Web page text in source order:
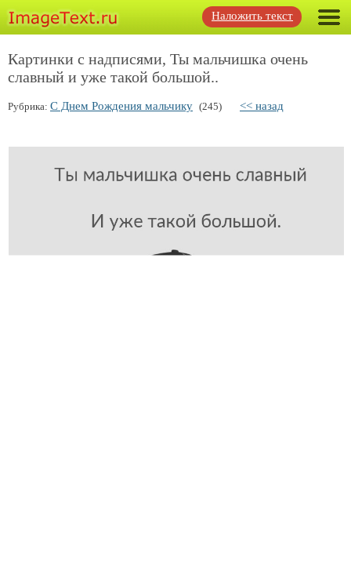
Наложить текст
Картинки с надписями, Ты мальчишка очень
славный и уже такой большой..
Рубрика: С Днем Рождения мальчику (245) << назад